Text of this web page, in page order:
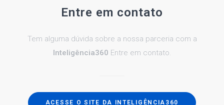
Entre em contato
Tem alguma dúvida sobre a nossa parceria com a
Inteligência360 Entre em contato.
ACESSE O SITE DA INTELIGÊNCIA360